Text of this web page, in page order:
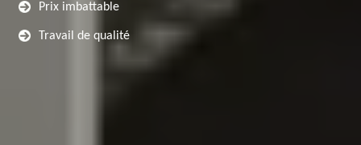
Prix imbattable
Travail de qualité